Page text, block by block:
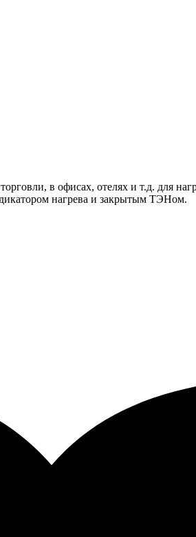
в офисах, отелях и т.д. для
нагрева и закрытым ТЭНом.